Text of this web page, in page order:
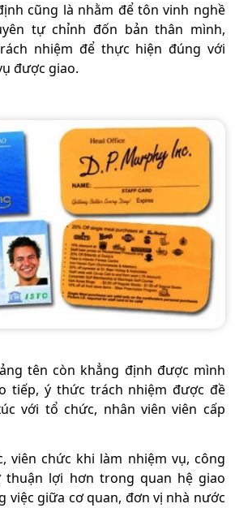
cũng là nhằm để tôn vinh nghề
tự chỉnh đốn bản thân mình,
nhiệm để thực hiện đúng với
được giao.
tên còn khẳng định được mình
tiếp, ý thức trách nhiệm được đề
với tổ chức, nhân viên viên cấp
viên chức khi làm nhiệm vụ, công
thuận lợi hơn trong quan hệ giao
việc giữa cơ quan, đơn vị nhà nước